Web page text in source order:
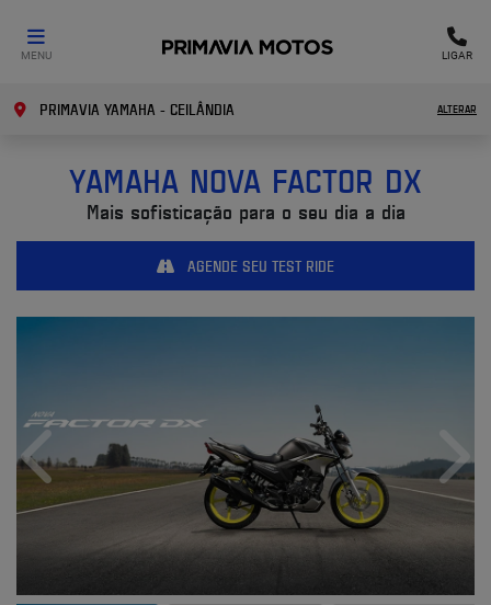
MENU LIGAR
PRIMAVIA YAMAHA - CEILÂNDIA ALTERAR
YAMAHA NOVA FACTOR DX
Mais sofisticação para o seu dia a dia
AGENDE SEU TEST RIDE
Anterior